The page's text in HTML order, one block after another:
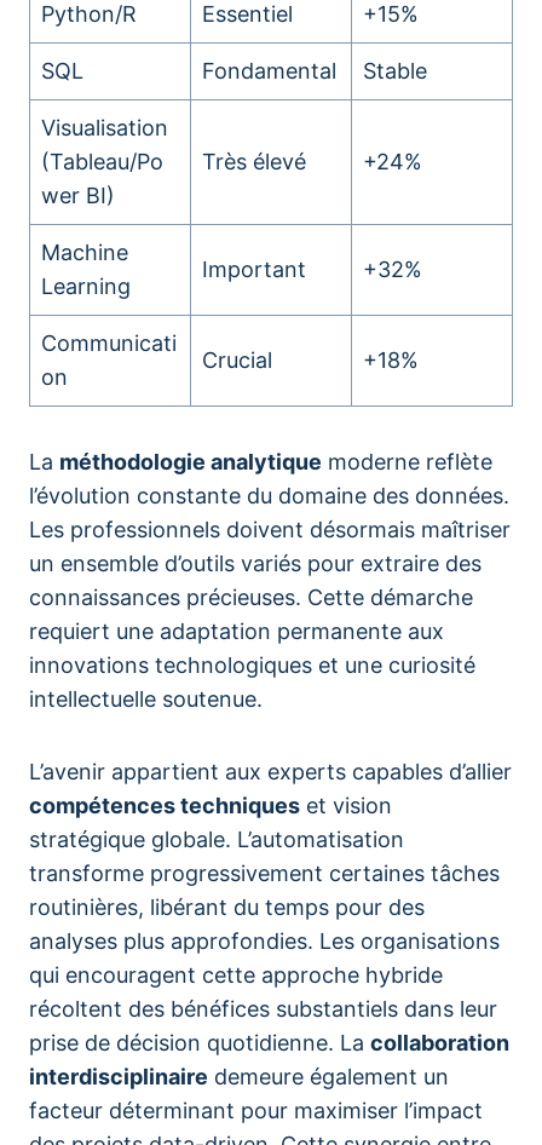
Python/R Essentiel +15%
SQL Fondamental Stable
Visualisation
(Tableau/Po
wer BI)
Très élevé +24%
Machine
Learning
Important +32%
Communicati
on
Crucial +18%
La méthodologie analytique moderne reflète
l’évolution constante du domaine des données.
Les professionnels doivent désormais maîtriser
un ensemble d’outils variés pour extraire des
connaissances précieuses. Cette démarche
requiert une adaptation permanente aux
innovations technologiques et une curiosité
intellectuelle soutenue.
L’avenir appartient aux experts capables d’allier
compétences techniques et vision
stratégique globale. L’automatisation
transforme progressivement certaines tâches
routinières, libérant du temps pour des
analyses plus approfondies. Les organisations
qui encouragent cette approche hybride
récoltent des bénéfices substantiels dans leur
prise de décision quotidienne. La collaboration
interdisciplinaire demeure également un
facteur déterminant pour maximiser l’impact